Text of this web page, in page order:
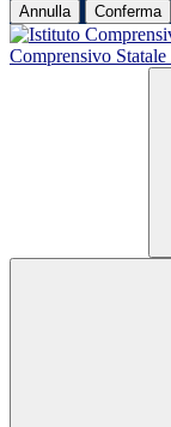
Annulla Conferma
Comprensivo